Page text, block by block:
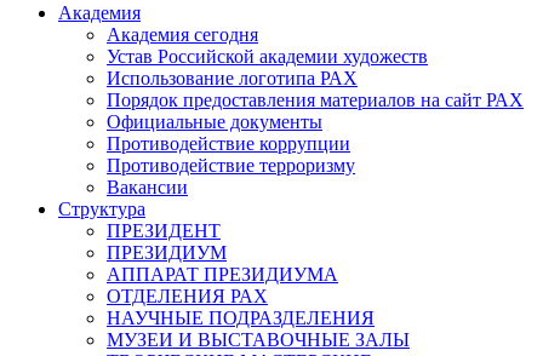
Академия
Академия сегодня
Устав Российской академии художеств
Использование логотипа РАХ
Порядок предоставления материалов на сайт РАХ
Официальные документы
Противодействие коррупции
Противодействие терроризму
Вакансии
Структура
ПРЕЗИДЕНТ
ПРЕЗИДИУМ
АППАРАТ ПРЕЗИДИУМА
ОТДЕЛЕНИЯ РАХ
НАУЧНЫЕ ПОДРАЗДЕЛЕНИЯ
МУЗЕИ И ВЫСТАВОЧНЫЕ ЗАЛЫ